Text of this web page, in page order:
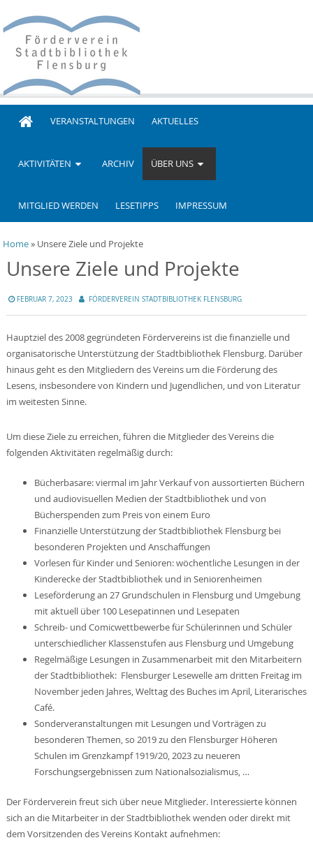
to
content
Förderverein Stadtbibliothek
VERANSTALTUNGEN AKTUELLES
AKTIVITÄTEN ARCHIV ÜBER UNS
MITGLIED WERDEN LESETIPPS IMPRESSUM
Home» Unsere Ziele und Projekte
Unsere Ziele und Projekte
FEBRUAR 7, 2023 FÖRDERVEREIN STADTBIBLIOTHEK FLENSBURG
Hauptziel des 2008 gegründeten Fördervereins ist die finanzielle und
organisatorische Unterstützung der Stadtbibliothek Flensburg. Darüber
hinaus geht es den Mitgliedern des Vereins um die Förderung des
Lesens, insbesondere von Kindern und Jugendlichen, und von Literatur
im weitesten Sinne.
Um diese Ziele zu erreichen, führen die Mitglieder des Vereins die
folgenden Aktivitäten regelmäßig durch:
Bücherbasare: viermal im Jahr Verkauf von aussortierten Büchern
und audiovisuellen Medien der Stadtbibliothek und von
Bücherspenden zum Preis von einem Euro
Finanzielle Unterstützung der Stadtbibliothek Flensburg bei
besonderen Projekten und Anschaffungen
Vorlesen für Kinder und Senioren: wöchentliche Lesungen in der
Kinderecke der Stadtbibliothek und in Seniorenheimen
Leseförderung an 27 Grundschulen in Flensburg und Umgebung
mit aktuell über 100 Lesepatinnen und Lesepaten
Schreib- und Comicwettbewerbe für Schülerinnen und Schüler
unterschiedlicher Klassenstufen aus Flensburg und Umgebung
Regelmäßige Lesungen in Zusammenarbeit mit den Mitarbeitern
der Stadtbibliothek: Flensburger Lesewelle am dritten Freitag im
November jeden Jahres, Welttag des Buches im April, Literarisches
Café.
Sonderveranstaltungen mit Lesungen und Vorträgen zu
besonderen Themen, so 2019 zu den Flensburger Höheren
Schulen im Grenzkampf 1919/20, 2023 zu neueren
Forschungsergebnissen zum Nationalsozialismus, …
Der Förderverein freut sich über neue Mitglieder. Interessierte können
sich an die Mitarbeiter in der Stadtbibliothek wenden oder direkt mit
dem Vorsitzenden des Vereins Kontakt aufnehmen: